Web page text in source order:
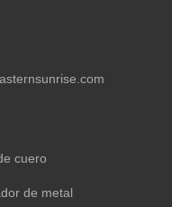
cuero
de metal